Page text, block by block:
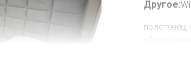
Другое:
полотенец,